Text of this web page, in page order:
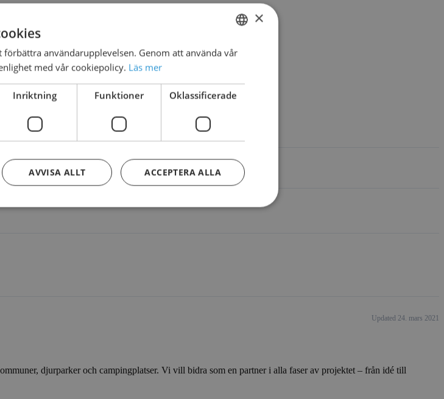
Updated 24. mars 2021
djurparker och campingplatser. Vi vill bidra som en partner i alla faser av projektet – från idé till
SWEDISH
×
användarupplevelsen. Genom att använda vår
med vår cookiepolicy. Läs mer
Inriktning Funktioner Oklassificerade
ACCEPTERA ALLA
AVVISA ALLT